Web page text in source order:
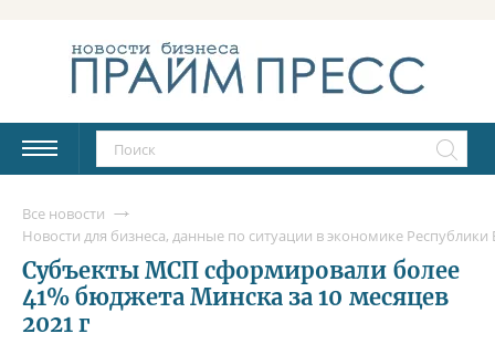
Все новости
Новости для бизнеса, данные по ситуации в экономике
Субъекты МСП сформировали более
41% бюджета Минска за 10 месяцев
2021 г